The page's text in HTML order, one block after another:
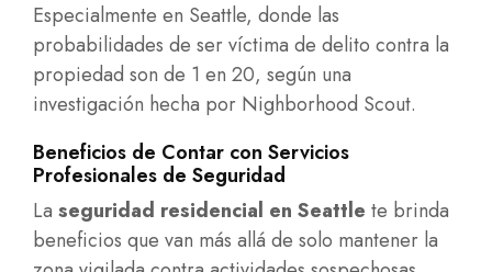
Especialmente en Seattle, donde las
probabilidades de ser víctima de delito contra la
propiedad son de 1 en 20, según una
investigación hecha por Nighborhood Scout.
Beneficios de Contar con Servicios
Profesionales de Seguridad
La seguridad residencial en Seattle te brinda
beneficios que van más allá de solo mantener la